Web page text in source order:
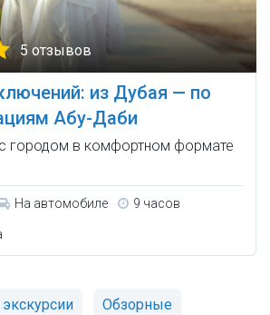
5 отзывов
из Дубая — по
Абу-Даби
городом в комфортном формате
На автомобиле 9 часов
Обзорные